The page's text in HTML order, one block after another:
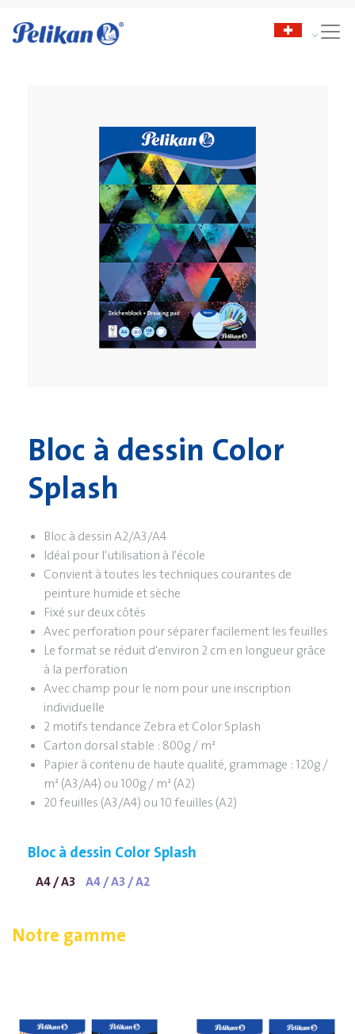
Bloc à dessin Color
Splash
Bloc à dessin A2/A3/A4
Idéal pour l'utilisation à l'école
Convient à toutes les techniques courantes de
peinture humide et sèche
Fixé sur deux côtés
Avec perforation pour séparer facilement les feuilles
Le format se réduit d'environ 2 cm en longueur grâce
à la perforation
Avec champ pour le nom pour une inscription
individuelle
2 motifs tendance Zebra et Color Splash
Carton dorsal stable : 800g / m²
Papier à contenu de haute qualité, grammage : 120g /
m² (A3/A4) ou 100g / m² (A2)
20 feuilles (A3/A4) ou 10 feuilles (A2)
Bloc à dessin Color Splash
A4 / A3 A4 / A3 / A2
Notre gamme